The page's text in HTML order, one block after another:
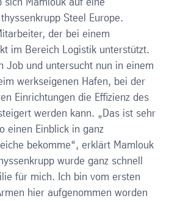
sich Mamlouk auf eine
Steel Europe.
der bei einem
im Bereich Logistik unterstützt.
Job und untersucht nun in einem
werkseigenen Hafen, bei der
Einrichtungen die Effizienz des
werden kann. „Das ist sehr
einen Einblick in ganz
bekomme“, erklärt Mamlouk
wurde ganz schnell
für mich. Ich bin vom ersten
hier aufgenommen worden